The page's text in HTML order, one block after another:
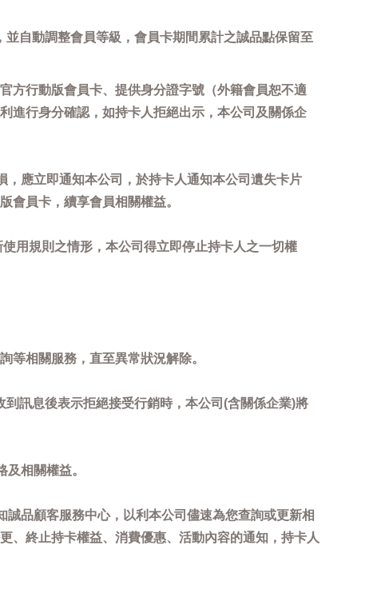
自動調整會員等級，會員卡期間累計之誠品點保留至
方行動版會員卡、提供身分證字號（外籍會員恕不適
進行身分確認，如持卡人拒絕出示，本公司及關係企
應立即通知本公司，於持卡人通知本公司遺失卡片
會員卡，續享會員相關權益。
用規則之情形，本公司得立即停止持卡人之一切權
等相關服務，直至異常狀況解除。
訊息後表示拒絕接受行銷時，本公司(含關係企業)將
相關權益。
品顧客服務中心，以利本公司儘速為您查詢或更新相
、終止持卡權益、消費優惠、活動內容的通知，持卡人